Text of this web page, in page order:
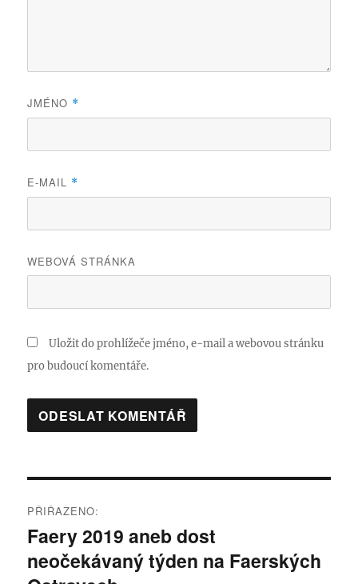
JMÉNO *
E-MAIL *
WEBOVÁ STRÁNKA
Uložit do prohlížeče jméno, e-mail a webovou stránku
pro budoucí komentáře.
pro
příspěvek
PŘIŘAZENO:
Faery 2019 aneb dost
neočekávaný týden na Faerských